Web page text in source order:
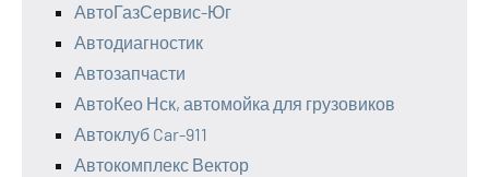
АвтоГазСервис-Юг
Автодиагностик
Автозапчасти
АвтоКео Нск, автомойка для грузовиков
Автоклуб Car-911
Автокомплекс Вектор